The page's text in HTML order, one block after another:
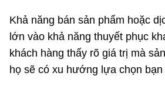
Khả năng bán sản phẩm hoặc
lớn vào khả năng thuyết phục
khách hàng thấy rõ giá trị mà
họ sẽ có xu hướng lựa chọn